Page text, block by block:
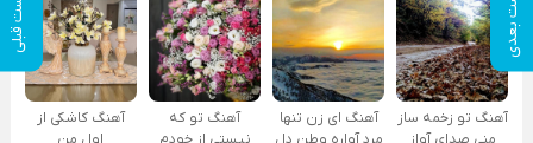
پست بعدی پست قبلی
آهنگ تو زخمه ساز
منی صدای آواز
آهنگ ای زن تنها
مرد آواره وطن دل
آهنگ تو که
نیستی از خودم
آهنگ کاشکی از
اول من